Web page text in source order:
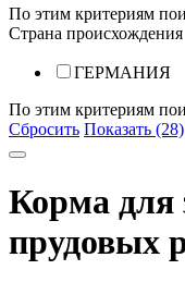
По этим критериям
Страна происхождения
ГЕРМАНИЯ
По этим критериям
Сбросить Показать (28)
Корма для
прудовых